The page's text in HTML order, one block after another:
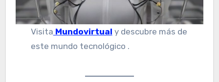
Visita Mundovirtual y descubre más de
este mundo tecnológico .